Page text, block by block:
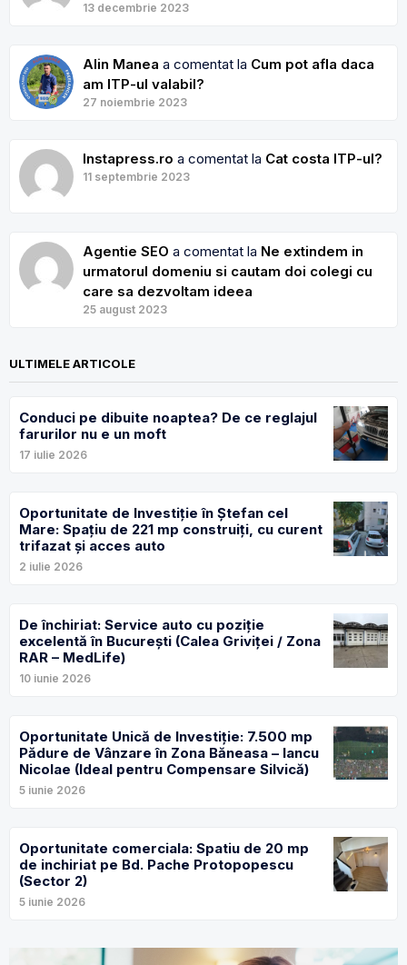
13 decembrie 2023
Alin Manea a comentat la Cum pot afla daca
am ITP-ul valabil?
27 noiembrie 2023
Instapress.ro a comentat la Cat costa ITP-ul?
11 septembrie 2023
Agentie SEO a comentat la Ne extindem in
urmatorul domeniu si cautam doi colegi cu
care sa dezvoltam ideea
25 august 2023
ULTIMELE ARTICOLE
Conduci pe dibuite noaptea? De ce reglajul
farurilor nu e un moft
17 iulie 2026
Oportunitate de Investiție în Ștefan cel
Mare: Spațiu de 221 mp construiți, cu curent
trifazat și acces auto
2 iulie 2026
De închiriat: Service auto cu poziție
excelentă în București (Calea Griviței / Zona
RAR – MedLife)
10 iunie 2026
Oportunitate Unică de Investiție: 7.500 mp
Pădure de Vânzare în Zona Băneasa – Iancu
Nicolae (Ideal pentru Compensare Silvică)
5 iunie 2026
Oportunitate comerciala: Spatiu de 20 mp
de inchiriat pe Bd. Pache Protopopescu
(Sector 2)
5 iunie 2026